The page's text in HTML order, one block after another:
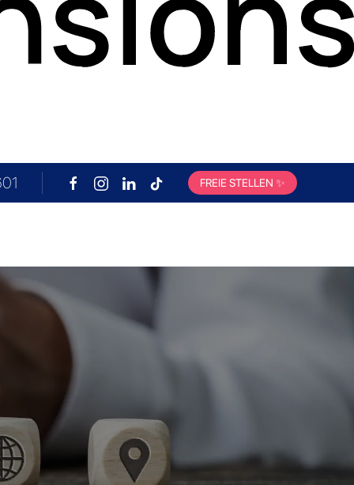
letzten Samstag im Monat FREIE STELLEN ✨